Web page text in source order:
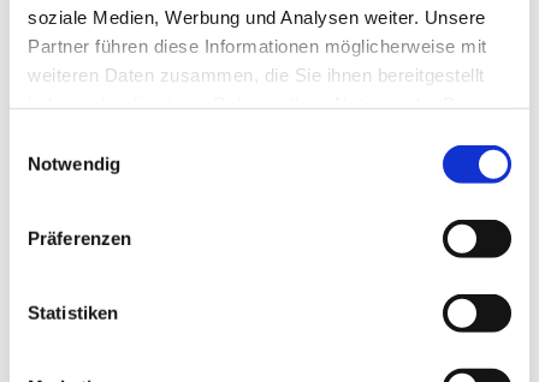
soziale Medien, Werbung und Analysen weiter. Unsere
Partner führen diese Informationen möglicherweise mit
weiteren Daten zusammen, die Sie ihnen bereitgestellt
Notwendig
Präferenzen
Statistiken
ist sicherlich, sich dieser Schwierigkeiten und deren
Implikationen bewusst zu sein. So lassen sich die
richtigen Schlüsse aus dem Backtesting ziehen –
und die Methode hat einen Mehrwert und unterstützt
den Vorteilen des Backtesting auch im Stromhandel